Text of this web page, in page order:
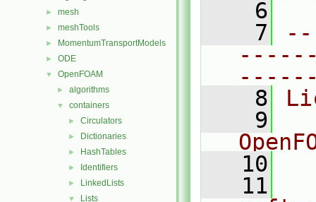
► mesh
► meshTools
► MomentumTransportModels
► ODE
▼ OpenFOAM
► algorithms
▼ containers
► Circulators
► Dictionaries
► HashTables
► Identifiers
► LinkedLists
▼ Lists
    6
    7
    8
    9
   10
   11